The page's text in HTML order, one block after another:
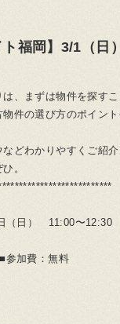
ト福岡】3/1（
、まずは物件を探すこ
件の選び方のポイン
などわかりやすくご紹
。
（日） 11:00〜12:30
加費：無料